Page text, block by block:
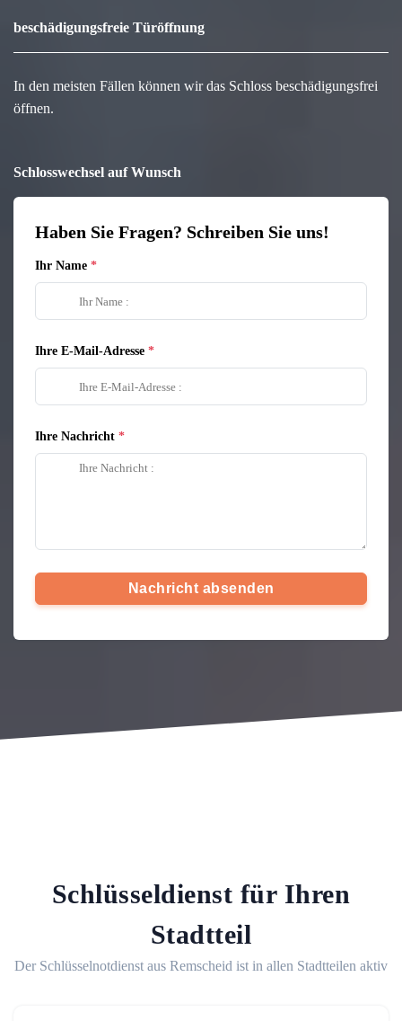
beschädigungsfreie Türöffnung
In den meisten Fällen können wir das Schloss beschädigungsfrei
öffnen.
Schlosswechsel auf Wunsch
Haben Sie Fragen? Schreiben Sie uns!
Ihr Name
Ihre E-Mail-Adresse
Ihre Nachricht
Nachricht absenden
Schlüsseldienst für Ihren
Stadtteil
Der Schlüsselnotdienst aus Remscheid ist in allen Stadtteilen aktiv